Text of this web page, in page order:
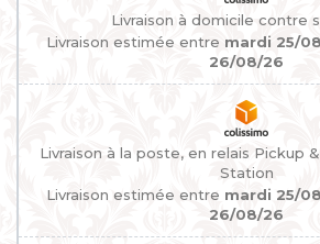
Livraison à domicile contre
Livraison estimée entre mardi 25/
26/08/26
Livraison à la poste, en relais Pickup
Station
Livraison estimée entre mardi 25/
26/08/26